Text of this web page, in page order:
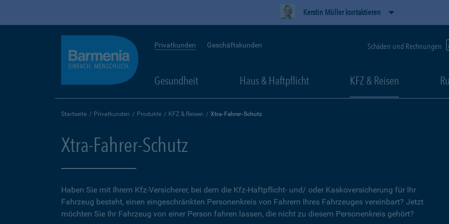
Kerstin Müller kontaktieren
Privatkunden Geschäftskunden Schäden und Rechnungen
Gesundheit Haus & Haftpflicht KFZ & Reisen
Startseite Privatkunden Produkte KFZ & Reisen Xtra-Fahrer-Schutz
Xtra-Fahrer-Schutz
Haben Sie mit Ihrem Kfz-Versicherer, bei dem die Kfz-Haftpflicht- und/ oder Kaskoversicherung für Ihr
Fahrzeug besteht, einen eingeschränkten Personenkreis von Fahrern Ihres Fahrzeuges vereinbart? Jetzt
möchten Sie Ihr Fahrzeug von einer Person fahren lassen, die nicht zu diesem Personenkreis gehört?